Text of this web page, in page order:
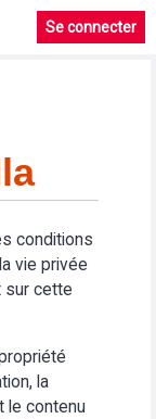
Se connecter
conditions
vie privée
sur cette
la
le contenu